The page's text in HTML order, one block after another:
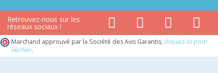
Retrouvez-nous sur les
réseaux sociaux !
Marchand approuvé par la Société des Avis Garantis, cliquez ici pour
vérifier.